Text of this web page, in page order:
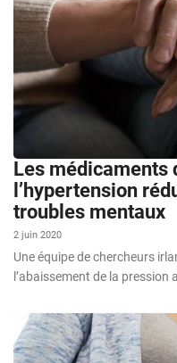
Les médicaments
l’hypertension
troubles mentaux
2 juin 2020
Une équipe de chercheurs
l’abaissement de la pression